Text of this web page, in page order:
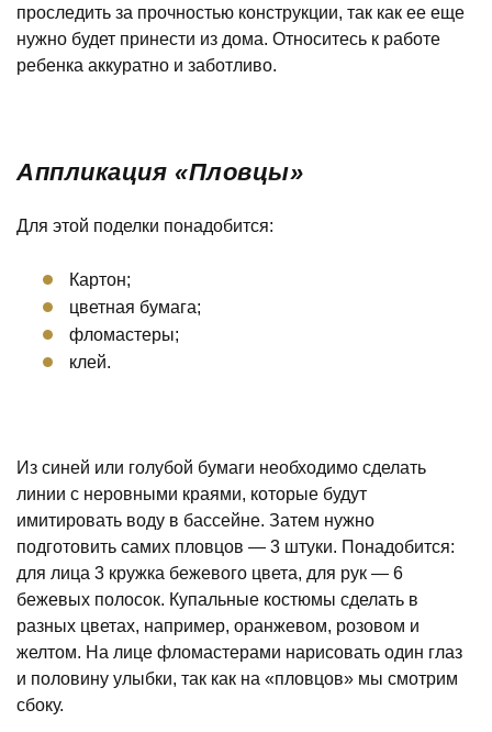
проследить за прочностью конструкции, так как ее еще
нужно будет принести из дома. Относитесь к работе
ребенка аккуратно и заботливо.
Аппликация «Пловцы»
Для этой поделки понадобится:
Картон;
цветная бумага;
фломастеры;
клей.
Из синей или голубой бумаги необходимо сделать
линии с неровными краями, которые будут
имитировать воду в бассейне. Затем нужно
подготовить самих пловцов — 3 штуки. Понадобится:
для лица 3 кружка бежевого цвета, для рук — 6
бежевых полосок. Купальные костюмы сделать в
разных цветах, например, оранжевом, розовом и
желтом. На лице фломастерами нарисовать один глаз
и половину улыбки, так как на «пловцов» мы смотрим
сбоку.